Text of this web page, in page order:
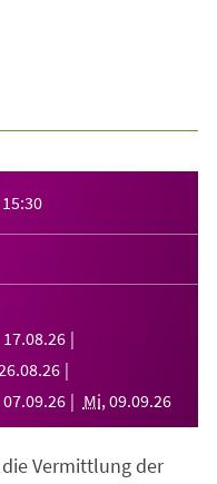
15:30
17.08.26
.08.26
07.09.26 Mi, 09.09.26
Vermittlung der